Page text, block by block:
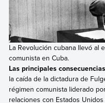
La Revolución cubana llevó al
comunista en Cuba.
Las principales
la caída de la dictadura de
régimen comunista liderado
relaciones con Estados